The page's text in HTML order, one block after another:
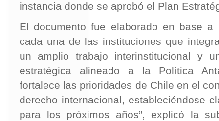
instancia donde se aprobó el Plan
El documento fue elaborado en base a
cada una de las instituciones que
un amplio trabajo interinstitucional y
estratégica alineado a la Política
fortalece las prioridades de Chile en el
derecho internacional, estableciéndose
para los próximos años”, explicó la